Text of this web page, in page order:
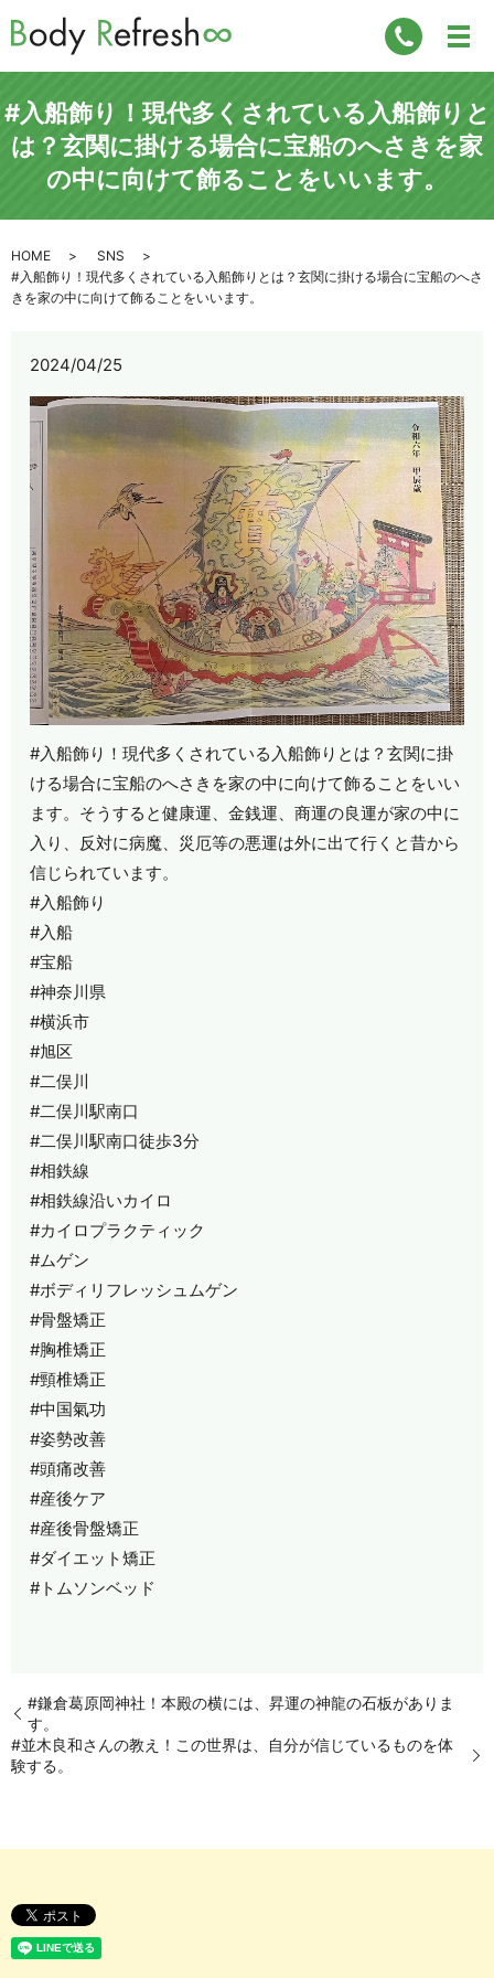
#入船飾り！現代多くされている入船飾りと
は？玄関に掛ける場合に宝船のへさきを家
の中に向けて飾ることをいいます。
HOME
SNS
#入船飾り！現代多くされている入船飾りとは？玄関に掛ける場合に宝船のへさ
きを家の中に向けて飾ることをいいます。
2024/04/25
#入船飾り！現代多くされている入船飾りとは？玄関に掛
ける場合に宝船のへさきを家の中に向けて飾ることをいい
ます。そうすると健康運、金銭運、商運の良運が家の中に
入り、反対に病魔、災厄等の悪運は外に出て行くと昔から
信じられています。
#入船飾り
#入船
#宝船
#神奈川県
#横浜市
#旭区
#二俣川
#二俣川駅南口
#二俣川駅南口徒歩3分
#相鉄線
#相鉄線沿いカイロ
#カイロプラクティック
#ムゲン
#ボディリフレッシュムゲン
#骨盤矯正
#胸椎矯正
#頸椎矯正
#中国氣功
#姿勢改善
#頭痛改善
#産後ケア
#産後骨盤矯正
#ダイエット矯正
#トムソンベッド
#鎌倉葛原岡神社！本殿の横には、昇運の神龍の石板がありま
す。
#並木良和さんの教え！この世界は、自分が信じているものを体
験する。